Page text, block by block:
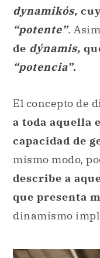
dynamikós,
“potente”.
de dýnamis,
“potencia”.
El concepto de
a toda aquella
capacidad de
mismo modo,
describe a
que presenta
dinamismo